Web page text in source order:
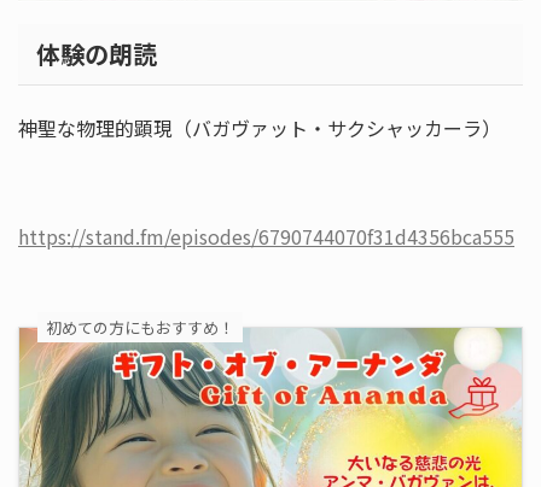
体験の朗読
神聖な物理的顕現（バガヴァット・サクシャッカーラ）
https://stand.fm/episodes/6790744070f31d4356bca555
初めての方にもおすすめ！